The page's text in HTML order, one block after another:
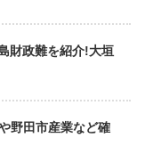
財政難を紹介!大垣
野田市産業など確